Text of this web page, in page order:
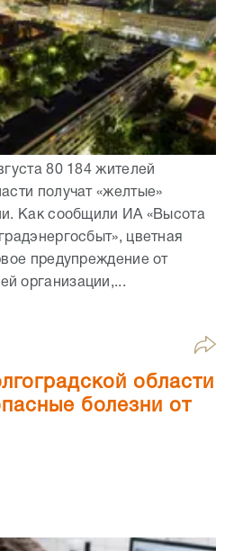
80 184 жителей
получат «желтые»
Как сообщили ИА «Высота
цветная
предупреждение от
организации,...
области
болезни от